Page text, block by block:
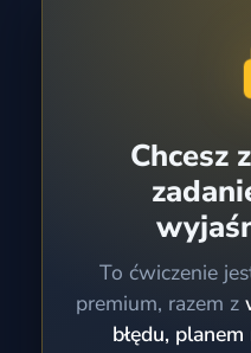
Chcesz
To ćwiczenie
premium, razem z
błędu,